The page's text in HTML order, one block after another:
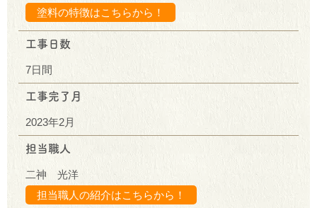
塗料の特徴はこちらから！
工事日数
7日間
工事完了月
2023年2月
担当職人
二神 光洋
担当職人の紹介はこちらから！